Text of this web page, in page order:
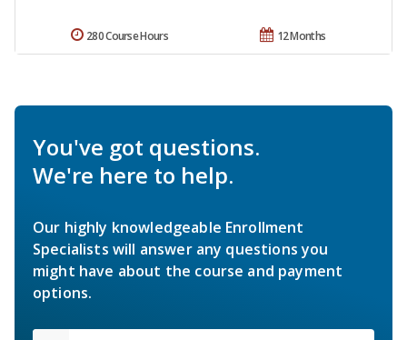
12 Months
280 Course Hours
You've got questions.
We're here to help.
Our highly knowledgeable Enrollment
Specialists will answer any questions you
might have about the course and payment
options.